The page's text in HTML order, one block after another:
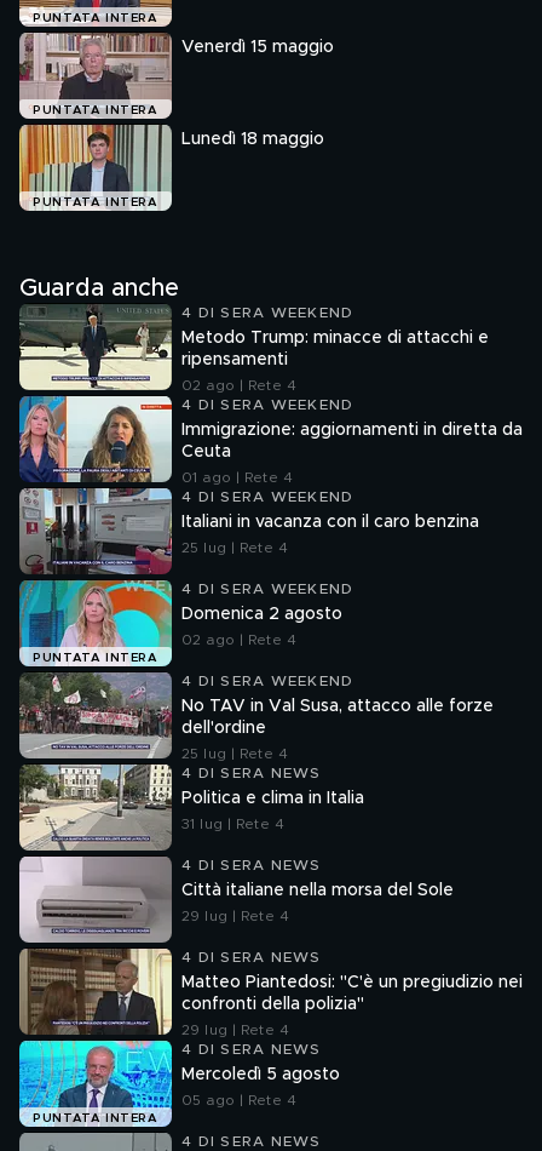
PUNTATA INTERA
PUNTATA INTERA
Venerdì 15 maggio
PUNTATA INTERA
Lunedì 18 maggio
Guarda anche
4 DI SERA WEEKEND
Metodo Trump: minacce di attacchi e
ripensamenti
02 ago | Rete 4
4 DI SERA WEEKEND
Immigrazione: aggiornamenti in diretta da
Ceuta
01 ago | Rete 4
4 DI SERA WEEKEND
Italiani in vacanza con il caro benzina
25 lug | Rete 4
PUNTATA INTERA
4 DI SERA WEEKEND
Domenica 2 agosto
02 ago | Rete 4
4 DI SERA WEEKEND
No TAV in Val Susa, attacco alle forze
dell'ordine
25 lug | Rete 4
4 DI SERA NEWS
Politica e clima in Italia
31 lug | Rete 4
4 DI SERA NEWS
Città italiane nella morsa del Sole
29 lug | Rete 4
4 DI SERA NEWS
Matteo Piantedosi: "C'è un pregiudizio nei
confronti della polizia"
29 lug | Rete 4
PUNTATA INTERA
4 DI SERA NEWS
Mercoledì 5 agosto
05 ago | Rete 4
4 DI SERA NEWS